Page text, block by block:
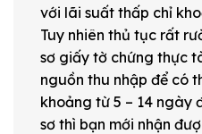
với lãi suất thấp chỉ
Tuy nhiên thủ tục rất
sơ giấy tờ chứng thực
nguồn thu nhập để có
khoảng từ 5 – 14 ngày
sơ thì bạn mới nhận